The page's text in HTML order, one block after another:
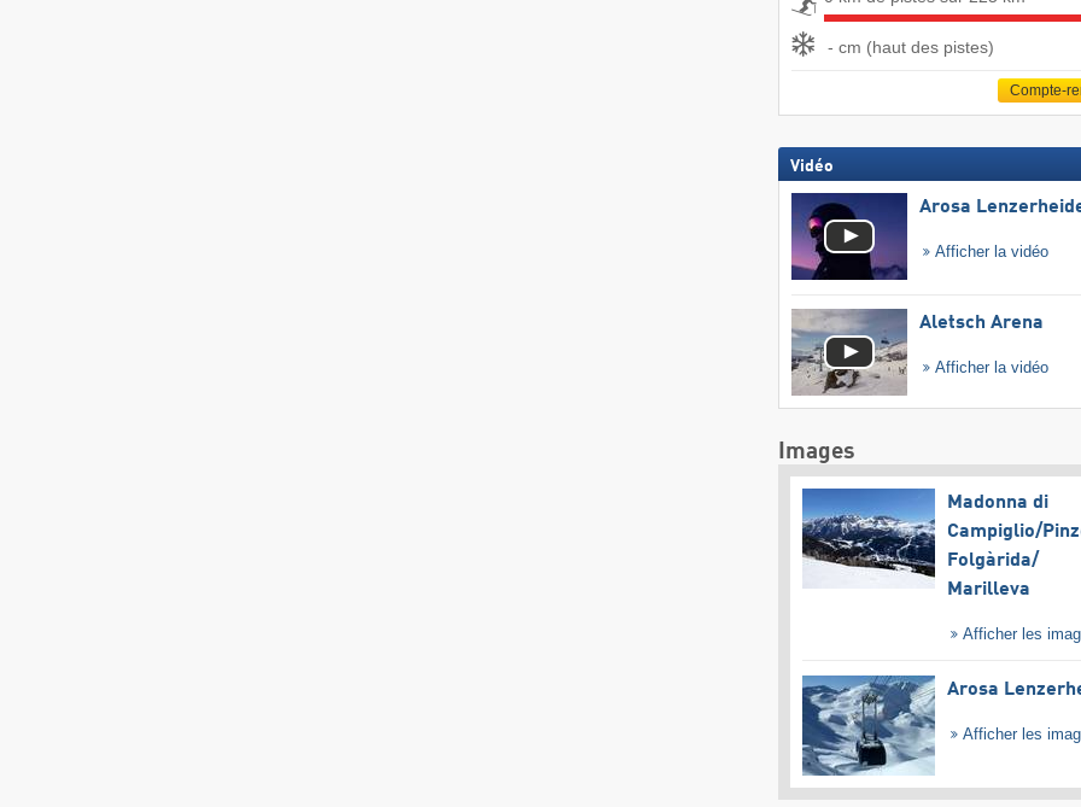
- cm (haut des pistes)
Compte-
Vidéo
Arosa
Afficher la vidéo
Aletsch Arena
Afficher la vidéo
Images
Madonna di
Campiglio/​
Folgàrida/​
Marilleva
Afficher les
Arosa
Afficher les